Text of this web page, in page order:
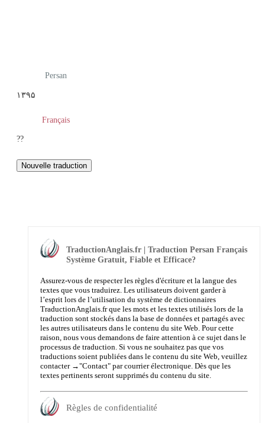
Persan
۱۳۹۵
Français
??
TraductionAnglais.fr | Traduction Persan Français
Système Gratuit, Fiable et Efficace?
Assurez-vous de respecter les règles d'écriture et la langue des
textes que vous traduirez. Les utilisateurs doivent garder à
l’esprit lors de l’utilisation du système de dictionnaires
TraductionAnglais.fr que les mots et les textes utilisés lors de la
traduction sont stockés dans la base de données et partagés avec
les autres utilisateurs dans le contenu du site Web. Pour cette
raison, nous vous demandons de faire attention à ce sujet dans le
processus de traduction. Si vous ne souhaitez pas que vos
traductions soient publiées dans le contenu du site Web, veuillez
contacter →"Contact" par courrier électronique. Dès que les
textes pertinents seront supprimés du contenu du site.
Règles de confidentialité